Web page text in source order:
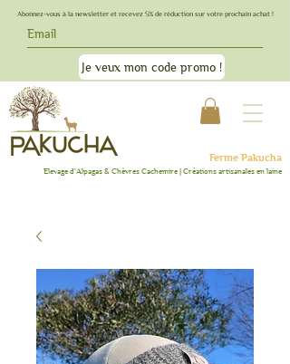
Ferme Pakucha
Elevage d'Alpagas & Chèvres Cachemire | Créations artisanales en laine
Abonnez-vous à la newsletter et recevez 5% de réduction sur votre prochain achat !
Je veux mon code promo !